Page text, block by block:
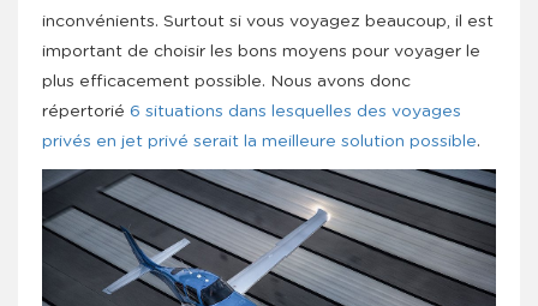
inconvénients. Surtout si vous voyagez beaucoup, il est
important de choisir les bons moyens pour voyager le
plus efficacement possible. Nous avons donc
répertorié 6 situations dans lesquelles des voyages
privés en jet privé serait la meilleure solution possible.